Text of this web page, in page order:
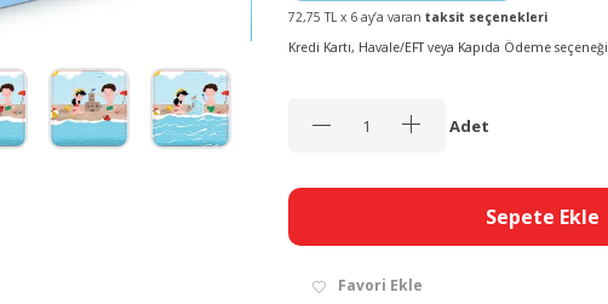
72,75 TL x 6 ay’a varan taksit seçenekleri
Kredi Kartı, Havale/EFT veya Kapıda Ödeme seçeneği
Adet
Sepete Ekle
Favori Ekle